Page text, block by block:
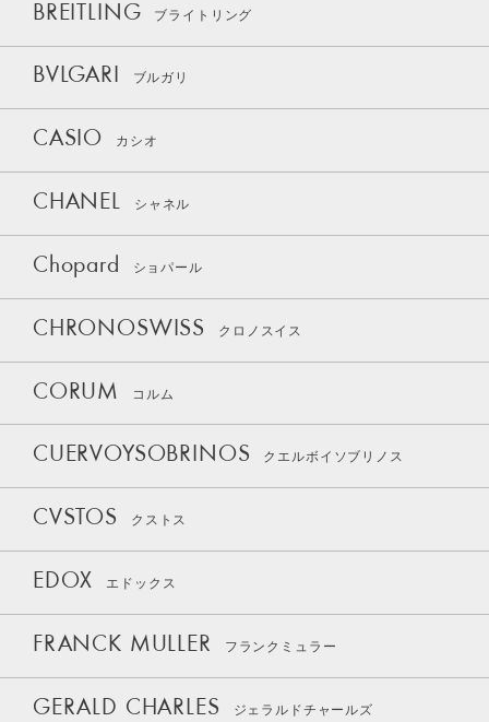
BREITLING ブライトリング
BVLGARI ブルガリ
CASIO カシオ
CHANEL シャネル
Chopard ショパール
CHRONOSWISS クロノスイス
CORUM コルム
CUERVOYSOBRINOS クエルボイソブリノス
CVSTOS クストス
EDOX エドックス
FRANCK MULLER フランクミュラー
GERALD CHARLES ジェラルドチャールズ